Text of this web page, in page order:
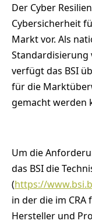
Der Cyber
Cybersicherheit
Markt vor. Als
Standardisierung
verfügt das BSI
für die
gemacht werden
Um die
das BSI die
(https://
in der die im
Hersteller und